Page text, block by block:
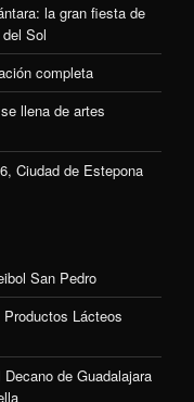
la gran fiesta de
Sol
completa
llena de artes
Ciudad de Estepona
San Pedro
Lácteos
de Guadalajara